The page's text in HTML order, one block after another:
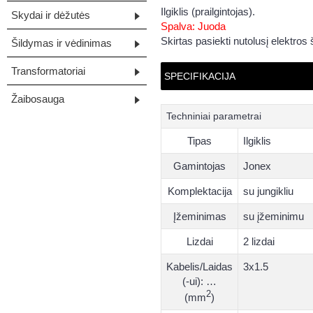
Skydai ir dėžutės
Šildymas ir vėdinimas
Transformatoriai
Žaibosauga
Ilgiklis (prailgintojas).
Spalva: Juoda
Skirtas pasiekti nutolusį elektros
SPECIFIKACIJA
Techniniai parametrai
Tipas Ilgiklis
Gamintojas Jonex
Komplektacija su jungikliu
Įžeminimas su įžeminimu
Lizdai 2 lizdai
Kabelis/Laidas
(-ui): …
(mm2)
3x1.5